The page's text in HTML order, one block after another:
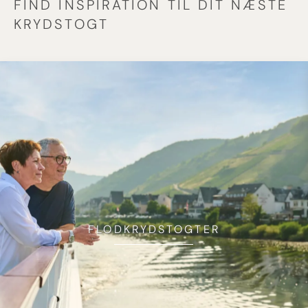
FIND INSPIRATION TIL DIT NÆSTE
KRYDSTOGT
FLODKRYDSTOGTER